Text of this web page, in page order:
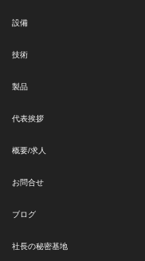
設備
技術
製品
代表挨拶
概要/求人
お問合せ
ブログ
社長の秘密基地